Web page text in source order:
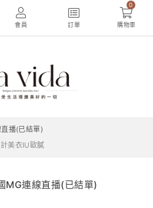
會員 訂單
0
購物車
播(已結單)
美衣IU歐膩
連線直播(已結單)